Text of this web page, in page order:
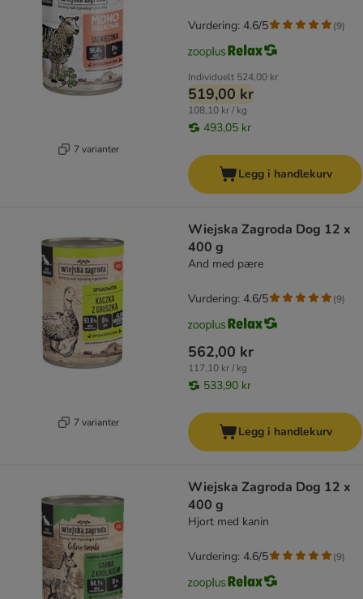
7 varianter
Individuelt 524,00 kr
519,00 kr
108,10 kr / kg
493,05 kr
Vurdering: 4.6/5 (9)
Legg i handlekurv
7 varianter
Wiejska Zagroda Dog 12 x
400 g
And med pære
562,00 kr
117,10 kr / kg
533,90 kr
Vurdering: 4.6/5 (9)
Legg i handlekurv
Wiejska Zagroda Dog 12 x
400 g
Hjort med kanin
Vurdering: 4.6/5 (9)